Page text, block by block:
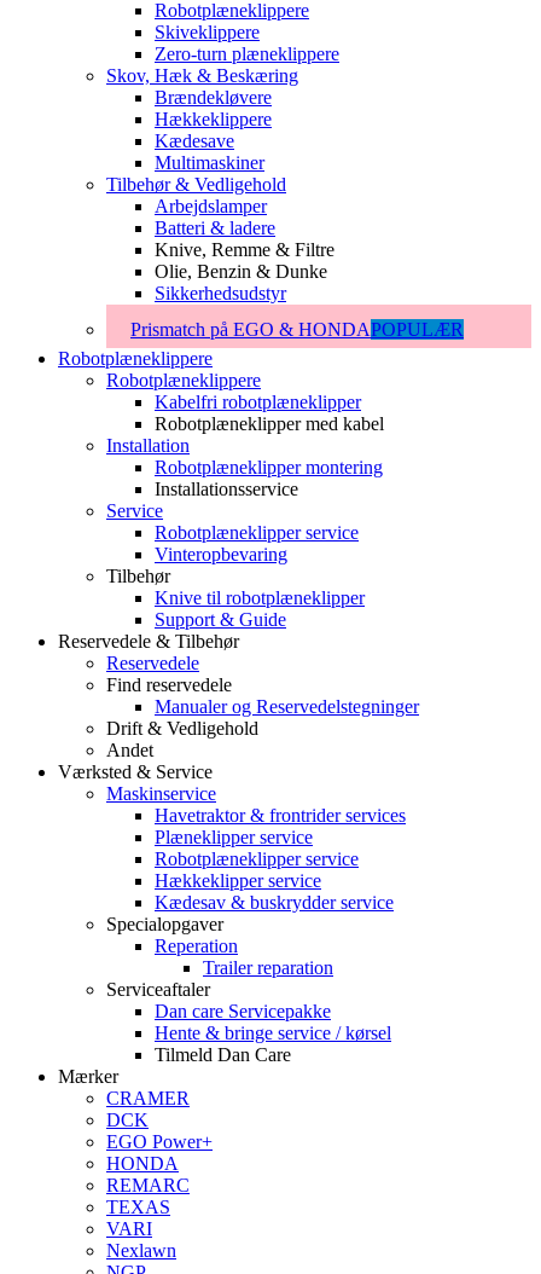
Robotplæneklippere
Skiveklippere
Zero-turn plæneklippere
Skov, Hæk & Beskæring
Brændekløvere
Hækkeklippere
Kædesave
Multimaskiner
Tilbehør & Vedligehold
Arbejdslamper
Batteri & ladere
Knive, Remme & Filtre
Olie, Benzin & Dunke
Sikkerhedsudstyr
Prismatch på EGO & HONDAPOPULÆR
Robotplæneklippere
Robotplæneklippere
Kabelfri robotplæneklipper
Robotplæneklipper med kabel
Installation
Robotplæneklipper montering
Installationsservice
Service
Robotplæneklipper service
Vinteropbevaring
Tilbehør
Knive til robotplæneklipper
Support & Guide
Reservedele & Tilbehør
Reservedele
Find reservedele
Manualer og Reservedelstegninger
Drift & Vedligehold
Andet
Værksted & Service
Maskinservice
Havetraktor & frontrider services
Plæneklipper service
Robotplæneklipper service
Hækkeklipper service
Kædesav & buskrydder service
Specialopgaver
Reperation
Trailer reparation
Serviceaftaler
Dan care Servicepakke
Hente & bringe service / kørsel
Tilmeld Dan Care
Mærker
CRAMER
DCK
EGO Power+
HONDA
REMARC
TEXAS
VARI
Nexlawn